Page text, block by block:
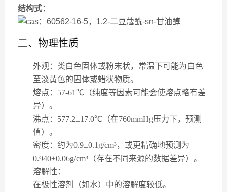
结构式：
二、物理性质
外观：类白色固体或粉末状，常温下可能为白色
至淡黄色的固体或蜡状物质。
熔点 ：57-61℃（纯度等因素可能会使熔点略有差
异）。
沸点 ：577.2±17.0℃（在760mmHg压力下，预测
值）。
密度：约为0.9±0.1g/cm³，或更精确地预测为
0.940±0.06g/cm³（存在不同来源的数据差异）。
溶解性 ：
在极性溶剂（如水）中的溶解度较低。